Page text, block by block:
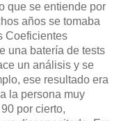
que se entiende por
años se tomaba
Coeficientes
una batería de tests
un análisis y se
ese resultado era
la persona muy
por cierto,